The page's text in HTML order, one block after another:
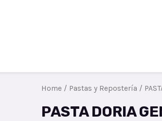
Home / Pastas y Repostería /
PASTA DORIA